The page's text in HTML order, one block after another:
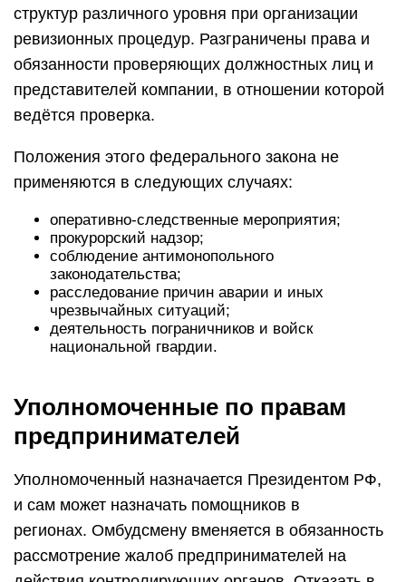
структур различного уровня при организации
ревизионных процедур. Разграничены права и
обязанности проверяющих должностных лиц и
представителей компании, в отношении которой
ведётся проверка.
Положения этого федерального закона не
применяются в следующих случаях:
оперативно-следственные мероприятия;
прокурорский надзор;
соблюдение антимонопольного
законодательства;
расследование причин аварии и иных
чрезвычайных ситуаций;
деятельность пограничников и войск
национальной гвардии.
Уполномоченные по правам
предпринимателей
Уполномоченный назначается Президентом РФ,
и сам может назначать помощников в
регионах. Омбудсмену вменяется в обязанность
рассмотрение жалоб предпринимателей на